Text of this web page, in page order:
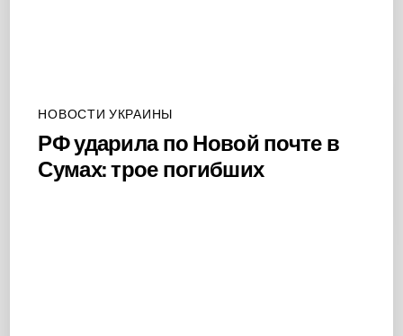
НОВОСТИ УКРАИНЫ
РФ ударила по Новой почте в
Сумах: трое погибших